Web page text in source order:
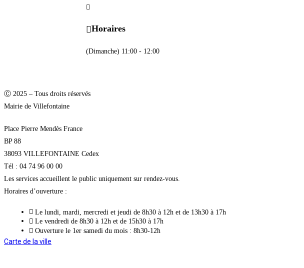
Horaires
(Dimanche) 11:00 - 12:00
Ⓒ 2025 – Tous droits réservés
Mairie de Villefontaine
Place Pierre Mendès France
BP 88
38093 VILLEFONTAINE Cedex
Tél : 04 74 96 00 00
Les services accueillent le public uniquement sur rendez-vous.
Horaires d’ouverture :
Le lundi, mardi, mercredi et jeudi de 8h30 à 12h et de 13h30 à 17h
Le vendredi de 8h30 à 12h et de 15h30 à 17h
Ouverture le 1er samedi du mois : 8h30-12h
Carte de la ville